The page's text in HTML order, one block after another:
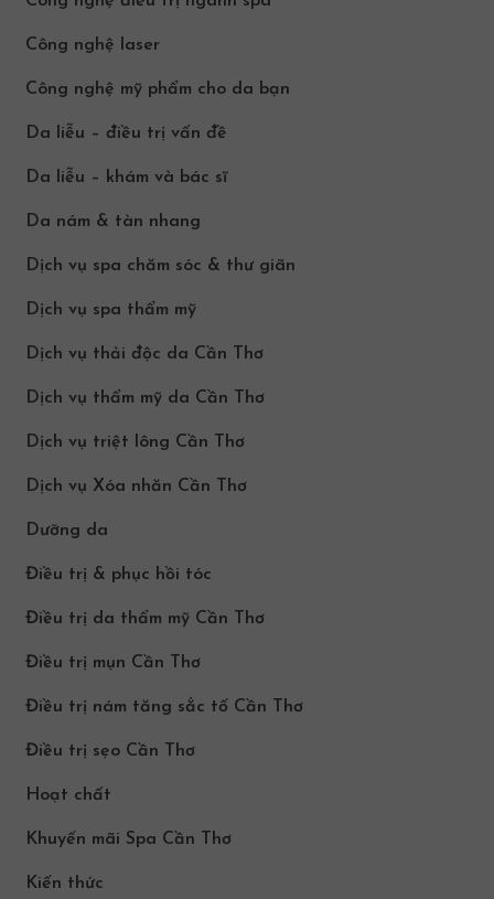
Công nghệ laser
Công nghệ mỹ phẩm cho da bạn
Da liễu – điều trị vấn đề
Da liễu – khám và bác sĩ
Da nám & tàn nhang
Dịch vụ spa chăm sóc & thư giãn
Dịch vụ spa thẩm mỹ
Dịch vụ thải độc da Cần Thơ
Dịch vụ thẩm mỹ da Cần Thơ
Dịch vụ triệt lông Cần Thơ
Dịch vụ Xóa nhăn Cần Thơ
Dưỡng da
Điều trị & phục hồi tóc
Điều trị da thẩm mỹ Cần Thơ
Điều trị mụn Cần Thơ
Điều trị nám tăng sắc tố Cần Thơ
Điều trị sẹo Cần Thơ
Hoạt chất
Khuyến mãi Spa Cần Thơ
Kiến thức